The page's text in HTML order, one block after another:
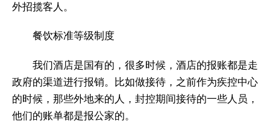
外招揽客人。
餐饮标准等级制度
我们酒店是国有的，很多时候，酒店的报账都是走
政府的渠道进行报销。比如做接待，之前作为疾控中心
的时候，那些外地来的人，封控期间接待的一些人员，
他们的账单都是报公家的。